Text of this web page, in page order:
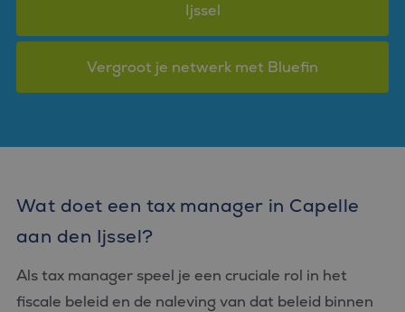
Ijssel
Vergroot je netwerk met Bluefin
Wat doet een tax manager in Capelle
aan den Ijssel?
Als tax manager speel je een cruciale rol in het
fiscale beleid en de naleving van dat beleid binnen